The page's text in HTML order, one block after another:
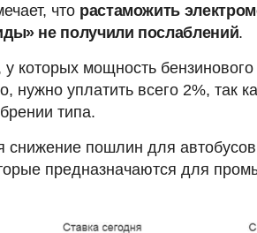
что растаможить
не получили послаблений.
которых мощность
нужно уплатить всего 2%, так
типа.
снижение пошлин для
предназначаются для